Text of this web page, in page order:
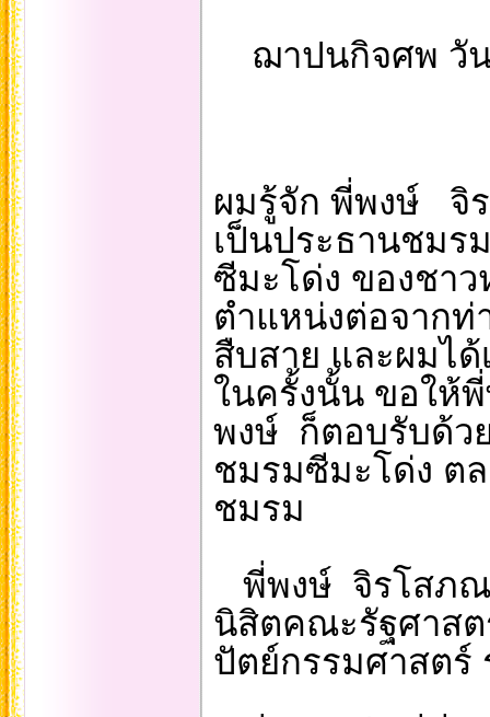
ฌาปนกิจศพ วัน
ผมรู้จัก พี่พงษ์ จิ
เป็นประธานชมร
ซีมะโด่ง ของชา
ตำแหน่งต่อจาก
สืบสาย และผมไ
ในครั้งนั้น ขอให้
พงษ์ ก็ตอบรับด้ว
ชมรมซีมะโด่ง ต
ชมรม
พี่พงษ์ จิรโสภณ
นิสิตคณะรัฐศาสต
ปัตย์กรรมศาสตร์